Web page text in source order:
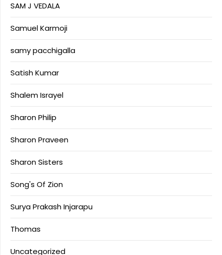
SAM J VEDALA
Samuel Karmoji
samy pacchigalla
Satish Kumar
Shalem Israyel
Sharon Philip
Sharon Praveen
Sharon Sisters
Song's Of Zion
Surya Prakash Injarapu
Thomas
Uncategorized